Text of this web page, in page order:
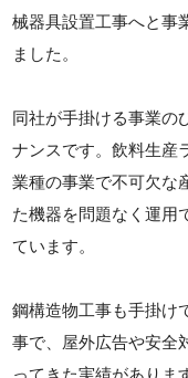
械器具設置工事へと事
ました。
同社が手掛ける事業の
ナンスです。飲料生産
業種の事業で不可欠な
た機器を問題なく運用
ています。
鋼構造物工事も手掛け
事で、屋外広告や安全